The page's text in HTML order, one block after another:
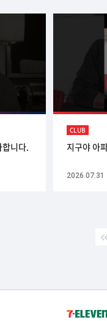
니다.
CLUB
지구야 아
2026.07.31